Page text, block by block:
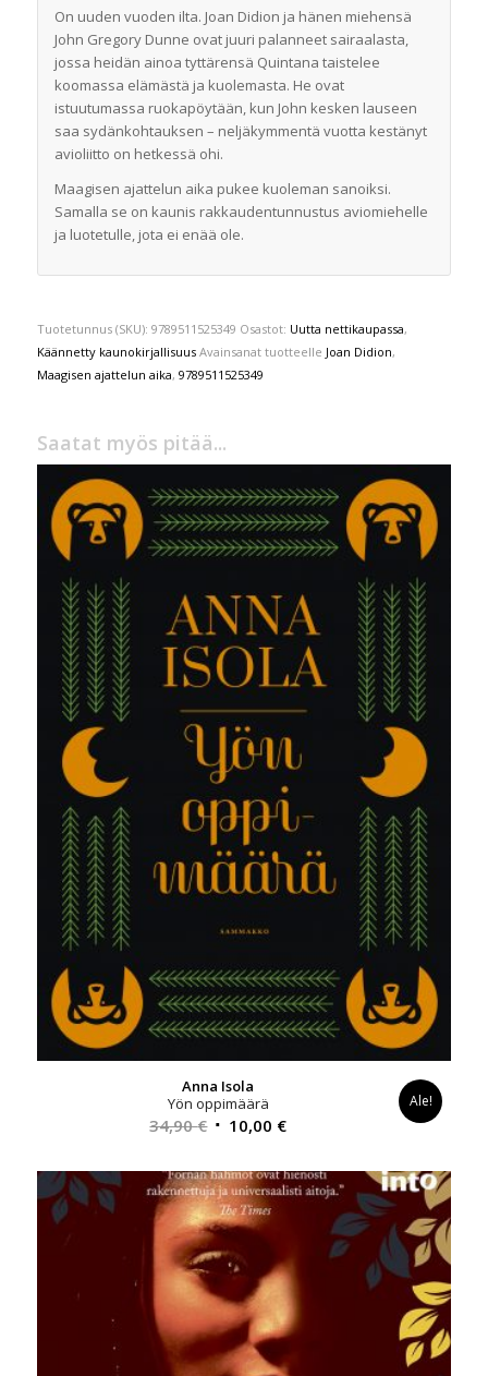
On uuden vuoden ilta. Joan Didion ja hänen miehensä
John Gregory Dunne ovat juuri palanneet sairaalasta,
jossa heidän ainoa tyttärensä Quintana taistelee
koomassa elämästä ja kuolemasta. He ovat
istuutumassa ruokapöytään, kun John kesken lauseen
saa sydänkohtauksen – neljäkymmentä vuotta kestänyt
avioliitto on hetkessä ohi.
Maagisen ajattelun aika pukee kuoleman sanoiksi.
Samalla se on kaunis rakkaudentunnustus aviomiehelle
ja luotetulle, jota ei enää ole.
Tuotetunnus (SKU): 9789511525349 Osastot: Uutta nettikaupassa,
Käännetty kaunokirjallisuus Avainsanat tuotteelle Joan Didion,
Maagisen ajattelun aika, 9789511525349
Saatat myös pitää...
Anna Isola
Yön oppimäärä
34,90€ Alkuperäinen
oli:
34,90 €.
10,00 €Nykyinen
on:
10,00 €.
Ale!